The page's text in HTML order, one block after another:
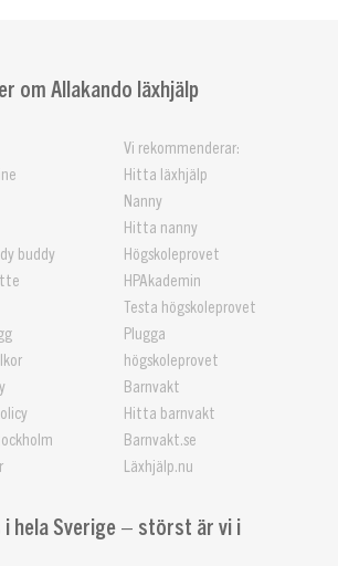
om Allakando läxhjälp
buddy
Vi rekommenderar:
Hitta läxhjälp
Nanny
Hitta nanny
Högskoleprovet
HPAkademin
Testa högskoleprovet
Plugga
högskoleprovet
Barnvakt
Hitta barnvakt
Barnvakt.se
Läxhjälp.nu
i hela Sverige – störst är vi i